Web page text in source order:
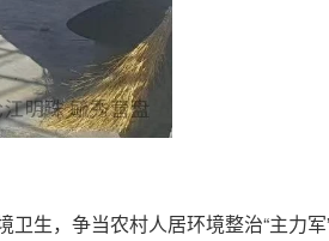
生，争当农村人居环境整治“主力